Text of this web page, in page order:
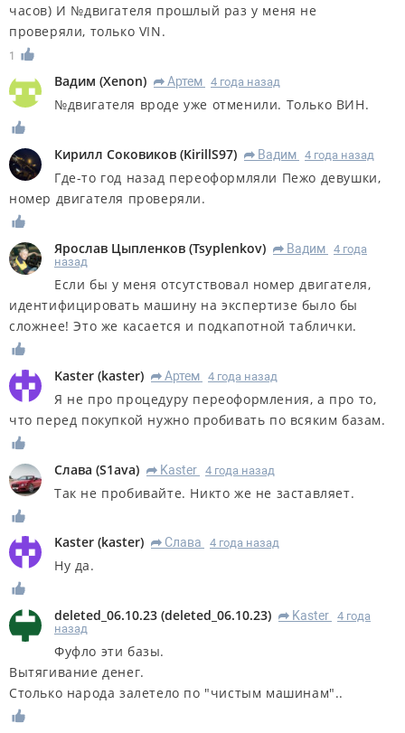
часов) И №двигателя прошлый раз у меня не
проверяли, только VIN.
1
Вадим (Xenon) R Артем 4 года назад
№двигателя вроде уже отменили. Только ВИН.
Кирилл Соковиков (KirillS97) R Вадим 4 года назад
Где-то год назад переоформляли Пежо девушки,
номер двигателя проверяли.
Ярослав Цыпленков (Tsyplenkov) R Вадим 4 года
назад
Если бы у меня отсутствовал номер двигателя,
идентифицировать машину на экспертизе было бы
сложнее! Это же касается и подкапотной таблички.
Kaster (kaster) R Артем 4 года назад
Я не про процедуру переоформления, а про то,
что перед покупкой нужно пробивать по всяким базам.
Слава (S1ava) R Kaster 4 года назад
Так не пробивайте. Никто же не заставляет.
Kaster (kaster) R Слава 4 года назад
Ну да.
deleted_06.10.23 (deleted_06.10.23) R Kaster 4 года
назад
Фуфло эти базы.
Вытягивание денег.
Столько народа залетело по "чистым машинам"..